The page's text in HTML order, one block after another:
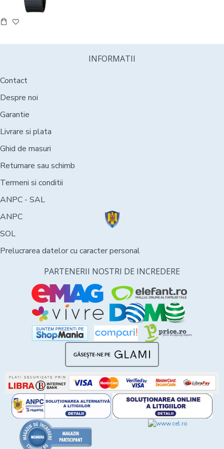
INFORMATII
Contact
Despre noi
Garantie
Livrare si plata
Ghid de masuri
Returnare sau schimb
Termeni si conditii
ANPC - SAL
ANPC
SOL
Prelucrarea datelor cu caracter personal
PARTENERII NOSTRI DE INCREDERE